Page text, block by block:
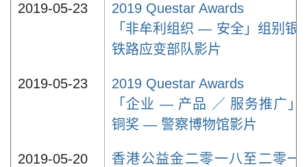
2019-05-23
2019 Questar Awards
「非牟利组织 — 安全」组别
铁路应变部队影片
2019-05-23
2019 Questar Awards
「企业 — 产品 ／ 服务推广」
铜奖 — 警察博物馆影片
2019-05-20
香港公益金二零一八至二零一